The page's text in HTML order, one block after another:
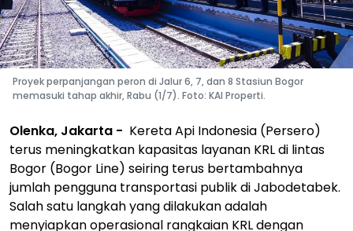
Proyek perpanjangan peron di Jalur 6, 7, dan 8 Stasiun Bogor
memasuki tahap akhir, Rabu (1/7). Foto: KAI Properti.
Olenka, Jakarta - Kereta Api Indonesia (Persero)
terus meningkatkan kapasitas layanan KRL di lintas
Bogor (Bogor Line) seiring terus bertambahnya
jumlah pengguna transportasi publik di Jabodetabek.
Salah satu langkah yang dilakukan adalah
menyiapkan operasional rangkaian KRL dengan